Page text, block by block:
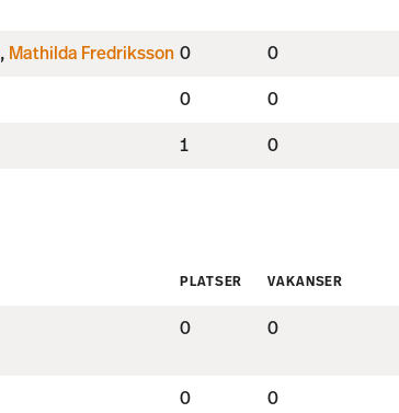
, Mathilda Fredriksson 0 0
0 0
1 0
PLATSER VAKANSER
0 0
0 0